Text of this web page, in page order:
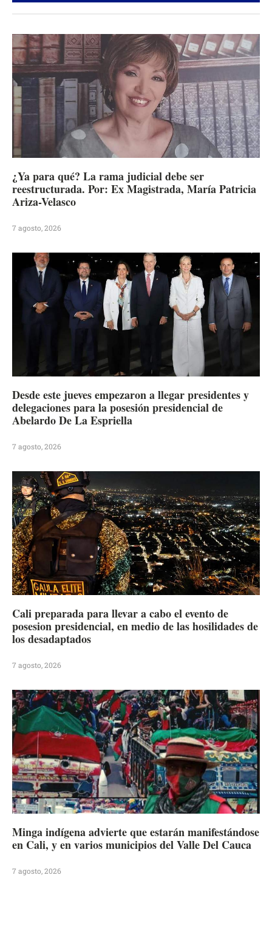
¿Ya para qué? La rama judicial debe ser
reestructurada. Por: Ex Magistrada, María Patricia
Ariza-Velasco
7 agosto, 2026
Desde este jueves empezaron a llegar presidentes y
delegaciones para la posesión presidencial de
Abelardo De La Espriella
7 agosto, 2026
Cali preparada para llevar a cabo el evento de
posesion presidencial, en medio de las hosilidades de
los desadaptados
7 agosto, 2026
Minga indígena advierte que estarán manifestándose
en Cali, y en varios municipios del Valle Del Cauca
7 agosto, 2026